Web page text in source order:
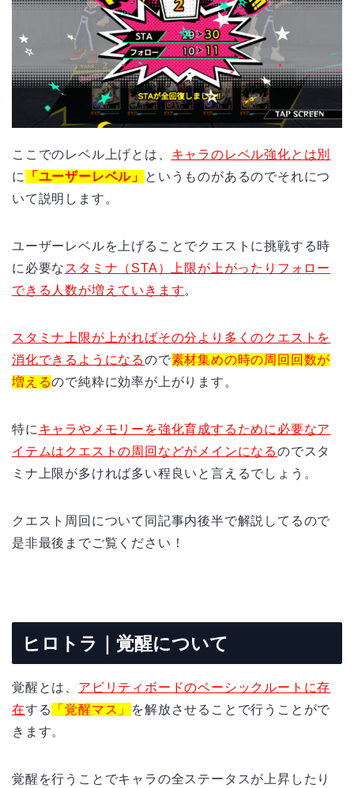
ここでのレベル上げとは、 キャラのレベル強化とは別
に
「ユーザーレベル」
というものがあるのでそれにつ
いて説明します。
ユーザーレベルを上げることでクエストに挑戦する時
に必要な スタミナ（STA）上限が上がったりフォロー
できる人数が増えていきます。
スタミナ上限が上がればその分より多くのクエストを
消化できるようになるので素材集めの時の周回回数が
増えるので純粋に効率が上がります。
特に キャラやメモリーを強化育成するために必要なア
イテムはクエストの周回などがメインになるのでスタ
ミナ上限が多ければ多い程良いと言えるでしょう。
クエスト周回について同記事内後半で解説してるので
是非最後までご覧ください！
ヒロトラ｜覚醒について
覚醒とは、 アビリティボードのベーシックルートに存
在する 「覚醒マス」
を解放させることで行うことがで
きます。
覚醒を行うことでキャラの全ステータスが上昇したり